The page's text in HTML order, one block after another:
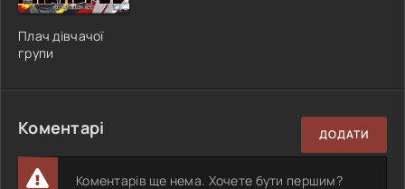
Плач дівчачої
групи
Коментарі ДОДАТИ
Коментарів ще нема. Хочете бути першим?